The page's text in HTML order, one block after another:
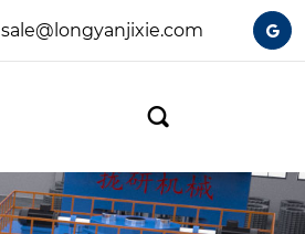
sale@longyanjixie.com 
